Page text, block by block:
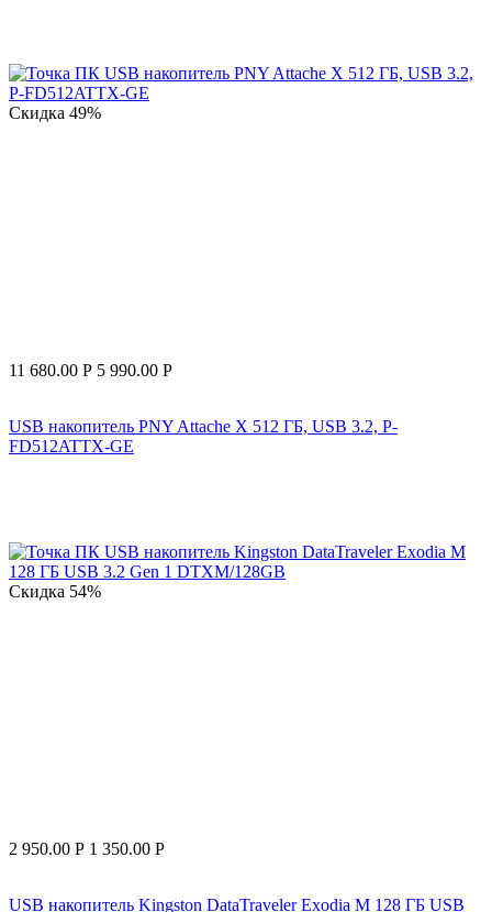
Скидка 49%
11 680.00 Р 5 990.00 Р
USB накопитель PNY Attache X 512 ГБ, USB 3.2, P-
FD512ATTX-GE
Скидка 54%
2 950.00 Р 1 350.00 Р
USB накопитель Kingston DataTraveler Exodia M 128 ГБ USB